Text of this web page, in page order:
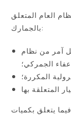
العام المتعلق
بالجمارك:
آمر من نظام
الجمركي؛
المكررة؛
يتعلق بكميات